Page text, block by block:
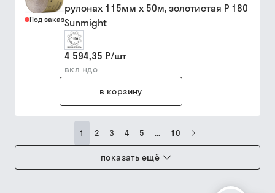
Под заказ
рулонах 115мм х 50м, золотистая P 180
Sunmight
4 594,35 ₽/шт
вкл ндс
в корзину
1 2 3 4 5 ... 10
показать ещё